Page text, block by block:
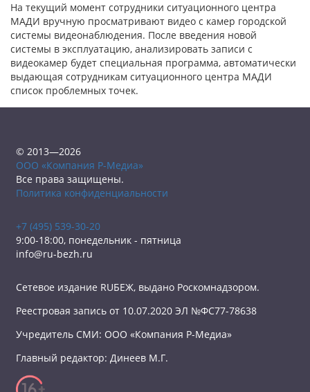
На текущий момент сотрудники ситуационного центра
МАДИ вручную просматривают видео с камер городской
системы видеонаблюдения. После введения новой
системы в эксплуатацию, анализировать записи с
видеокамер будет специальная программа, автоматически
выдающая сотрудникам ситуационного центра МАДИ
список проблемных точек.
© 2013—2026
ООО «Компания Р-Медиа»
Все права защищены.
Политика конфиденциальности
+7 (495) 539-30-20
9:00-18:00, понедельник - пятница
info@ru-bezh.ru
Сетевое издание RUБЕЖ, выдано Роскомнадзором.
Реестровая запись от 10.07.2020 ЭЛ №ФС77-78638
Учредитель СМИ: ООО «Компания Р-Медиа»
Главный редактор: Динеев М.Г.